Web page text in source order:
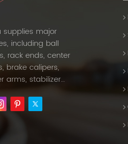
supplies major
including ball
rack ends, center
brake calipers,
arms, stabilizer